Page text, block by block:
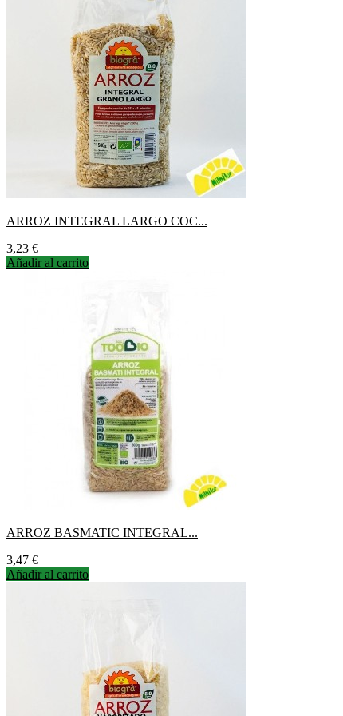
ARROZ INTEGRAL LARGO COC...
Precio
3,23 €
Añadir al carrito
ARROZ BASMATIC INTEGRAL...
Precio
3,47 €
Añadir al carrito